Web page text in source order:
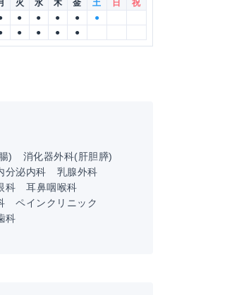
火 水 木 金 土 日
祝
● ● ● ●
●
● ● ● ●
)
消化器外科(肝胆膵)
分泌内科
乳腺外科
科
耳鼻咽喉科
ペインクリニック
科